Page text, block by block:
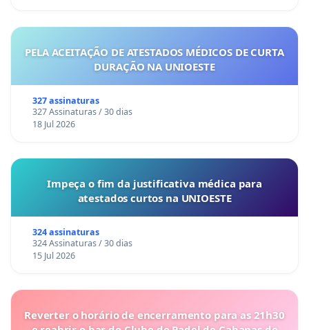
PELA ACEITAÇÃO DE ATESTADOS MÉDICOS DE CURTA
DURAÇÃO NA UNIOESTE
327 assinaturas
327 Assinaturas / 30 dias
18 Jul 2026
Impeça o fim da justificativa médica para
atestados curtos na UNIOESTE
324 assinaturas
324 Assinaturas / 30 dias
15 Jul 2026
Reverter o horário de encerramento para as 21h30